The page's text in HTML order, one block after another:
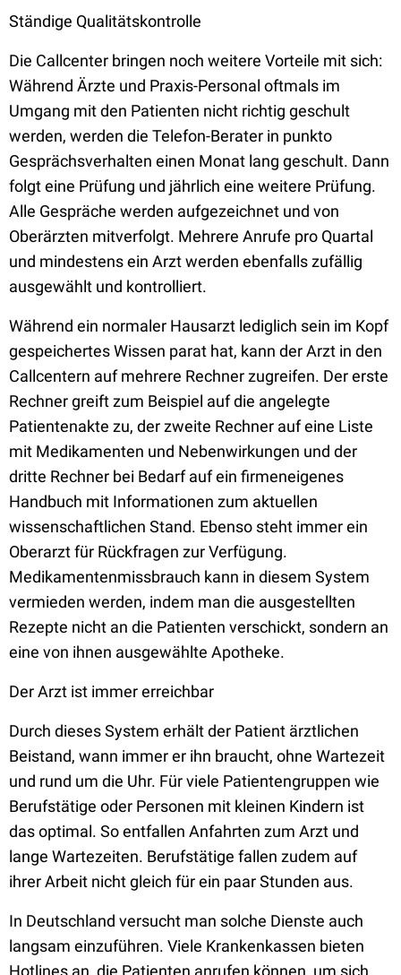
Ständige Qualitätskontrolle
Die Callcenter bringen noch weitere Vorteile mit sich:
Während Ärzte und Praxis-Personal oftmals im
Umgang mit den Patienten nicht richtig geschult
werden, werden die Telefon-Berater in punkto
Gesprächsverhalten einen Monat lang geschult. Dann
folgt eine Prüfung und jährlich eine weitere Prüfung.
Alle Gespräche werden aufgezeichnet und von
Oberärzten mitverfolgt. Mehrere Anrufe pro Quartal
und mindestens ein Arzt werden ebenfalls zufällig
ausgewählt und kontrolliert.
Während ein normaler Hausarzt lediglich sein im Kopf
gespeichertes Wissen parat hat, kann der Arzt in den
Callcentern auf mehrere Rechner zugreifen. Der erste
Rechner greift zum Beispiel auf die angelegte
Patientenakte zu, der zweite Rechner auf eine Liste
mit Medikamenten und Nebenwirkungen und der
dritte Rechner bei Bedarf auf ein firmeneigenes
Handbuch mit Informationen zum aktuellen
wissenschaftlichen Stand. Ebenso steht immer ein
Oberarzt für Rückfragen zur Verfügung.
Medikamentenmissbrauch kann in diesem System
vermieden werden, indem man die ausgestellten
Rezepte nicht an die Patienten verschickt, sondern an
eine von ihnen ausgewählte Apotheke.
Der Arzt ist immer erreichbar
Durch dieses System erhält der Patient ärztlichen
Beistand, wann immer er ihn braucht, ohne Wartezeit
und rund um die Uhr. Für viele Patientengruppen wie
Berufstätige oder Personen mit kleinen Kindern ist
das optimal. So entfallen Anfahrten zum Arzt und
lange Wartezeiten. Berufstätige fallen zudem auf
ihrer Arbeit nicht gleich für ein paar Stunden aus.
In Deutschland versucht man solche Dienste auch
langsam einzuführen. Viele Krankenkassen bieten
Hotlines an, die Patienten anrufen können, um sich